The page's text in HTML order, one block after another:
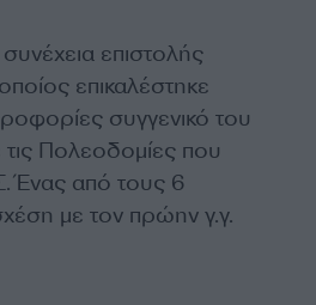
επιστολής
επικαλέστηκε
συγγενικό του
Πολεοδομίες που
Ένας από τους 6
με τον πρώην γ.γ.